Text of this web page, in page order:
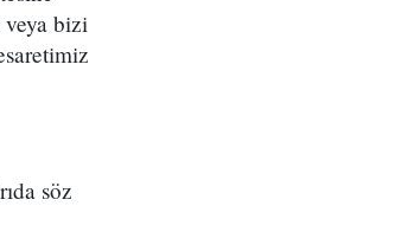
bizi
söz